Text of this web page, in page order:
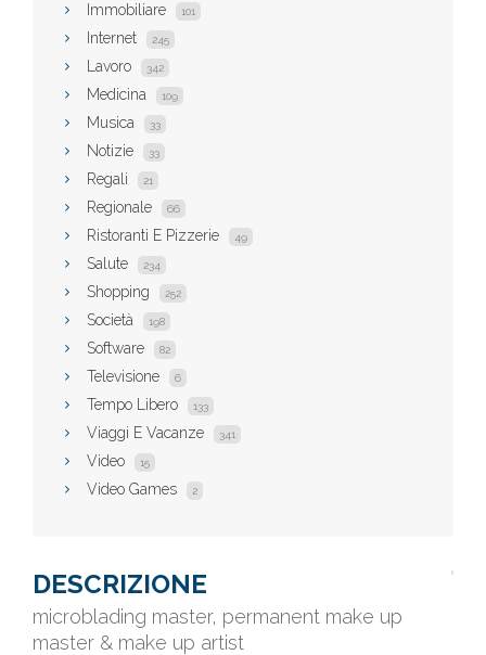
Immobiliare 101
Internet 245
Lavoro 342
Medicina 109
Musica 33
Notizie 33
Regali 21
Regionale 66
Ristoranti E Pizzerie 49
Salute 234
Shopping 252
Società 198
Software 82
Televisione 6
Tempo Libero 133
Viaggi E Vacanze 341
Video 15
Video Games 2
DESCRIZIONE
microblading master, permanent make up
master & make up artist